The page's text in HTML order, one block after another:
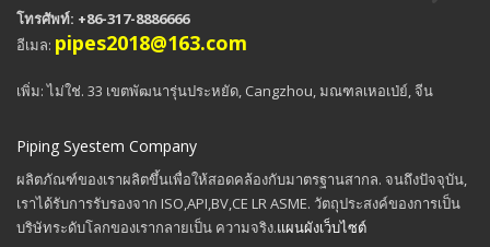
โทรศัพท์: +86-317-8886666
อีเมล: pipes2018@163.com
เพิ่ม: ไม่ใช่. 33 เขตพัฒนารุ่นประหยัด, Cangzhou, มณฑลเหอเป่ย์, จีน
Piping Syestem Company
ผลิตภัณฑ์ของเราผลิตขึ้นเพื่อให้สอดคล้องกับมาตรฐานสากล. จนถึงปัจจุบัน,
เราได้รับการรับรองจาก ISO,API,BV,CE LR ASME. วัตถุประสงค์ของการเป็น
บริษัทระดับโลกของเรากลายเป็น ความจริง.แผนผังเว็บไซต์